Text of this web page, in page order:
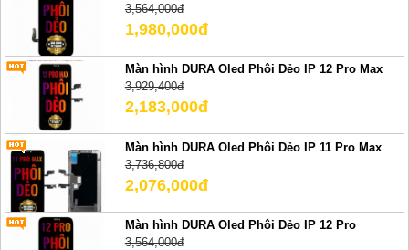
3,564,000đ
1,980,000đ
Màn hình DURA Oled Phôi Dẻo IP 12 Pro Max
3,929,400đ
2,183,000đ
Màn hình DURA Oled Phôi Dẻo IP 11 Pro Max
3,736,800đ
2,076,000đ
Màn hình DURA Oled Phôi Dẻo IP 12 Pro
3,564,000đ